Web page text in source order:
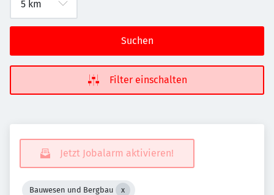
Suchen
Filter einschalten
Jetzt Jobalarm aktivieren!
Bauwesen und Bergbau